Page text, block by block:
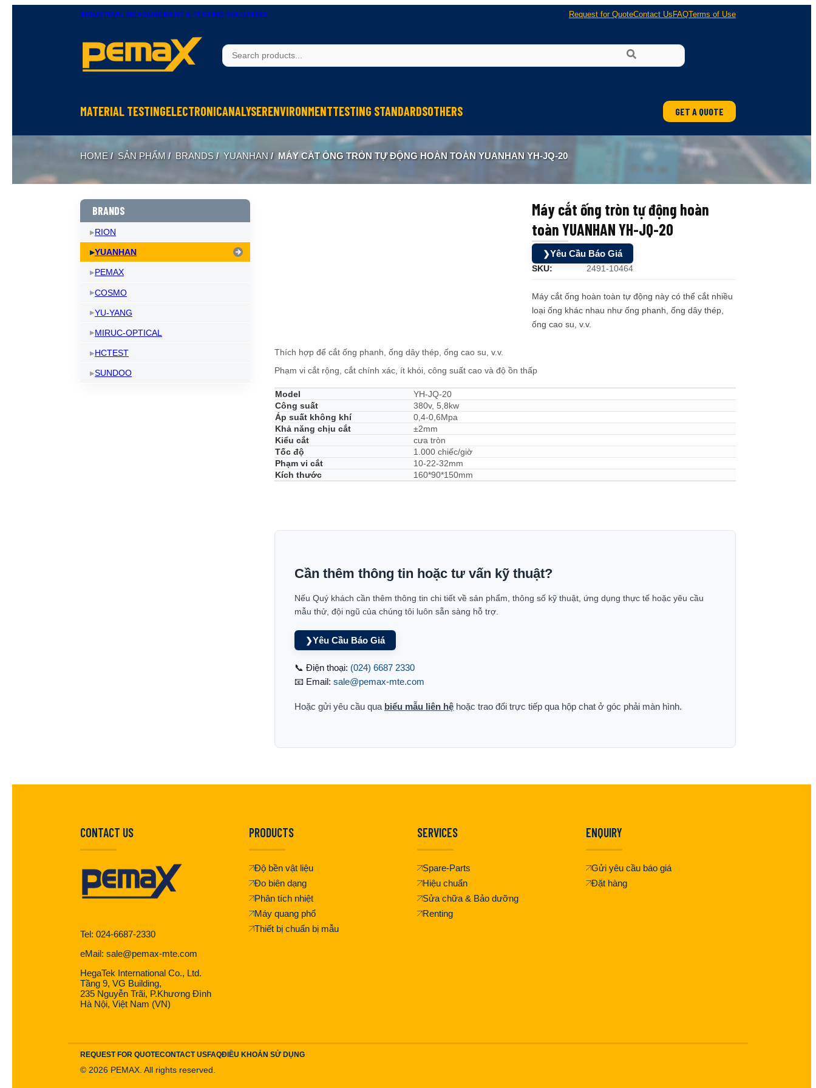
INDUSTRIAL MEASUREMENT & TESTING SOLUTIONS Request for QuoteContact Us FAQTerms of Use
MATERIAL TESTING
Thử độ bền vật liệu
Thử nghiệm rung
Máy đo độ cứng
Thiết bị chuẩn bị mẫu
ELECTRONIC
Meters, Anlyser
Test sản phẩm điện tử
ANALYSER
Thermal Analysis
Spectrometer
ENVIRONMENT
Weather Testing
Climate & Environment Chamber
Sound & Vibration
TESTING STANDARDS
IEC Testing
Fire Resistance Testing
Sound & Vibration
OTHERS
Cable Testing
Geometry Measurement
Optical Instruments
Ultrasonic Measurement
GET A QUOTE
HOME / SẢN PHẨM / BRANDS / YUANHAN / MÁY CẮT ỐNG TRÒN TỰ ĐỘNG HOÀN TOÀN YUANHAN YH-JQ-20
BRANDS
RION
YUANHAN
PEMAX
COSMO
YU-YANG
MIRUC-OPTICAL
HCTEST
SUNDOO
Máy cắt ống tròn tự động hoàn
toàn YUANHAN YH-JQ-20
❯Yêu Cầu Báo Giá
SKU: 2491-10464
Máy cắt ống hoàn toàn tự động này có thể cắt nhiều
loại ống khác nhau như ống phanh, ống dây thép,
ống cao su, v.v.
Thích hợp để cắt ống phanh, ống dây thép, ống cao su, v.v.
Phạm vi cắt rộng, cắt chính xác, ít khói, công suất cao và độ ồn thấp
Model
YH-JQ-20
Công suất
380v, 5,8kw
Áp suất không khí
0,4-0,6Mpa
Khả năng chịu cắt
±2mm
Kiểu cắt
cưa tròn
Tốc độ
1.000 chiếc/giờ
Phạm vi cắt
10-22-32mm
Kích thước
160*90*150mm
Cần thêm thông tin hoặc tư vấn kỹ thuật?
Nếu Quý khách cần thêm thông tin chi tiết về sản phẩm, thông số kỹ thuật, ứng dụng thực tế hoặc yêu cầu
mẫu thử, đội ngũ của chúng tôi luôn sẵn sàng hỗ trợ.
❯Yêu Cầu Báo Giá
📞 Điện thoại: (024) 6687 2330
📧 Email: sale@pemax-mte.com
Hoặc gửi yêu cầu qua biểu mẫu liên hệ hoặc trao đổi trực tiếp qua hộp chat ở góc phải màn hình.
CONTACT US
Tel: 024-6687-2330
eMail: sale@pemax-mte.com
HegaTek International Co., Ltd.
Tầng 9, VG Building,
235 Nguyễn Trãi, P.Khương Đình
Hà Nội, Việt Nam (VN)
PRODUCTS
Độ bền vật liệu
Đo biên dạng
Phân tích nhiệt
Máy quang phổ
Thiết bị chuẩn bị mẫu
SERVICES
Spare-Parts
Hiệu chuẩn
Sửa chữa & Bảo dưỡng
Renting
ENQUIRY
Gửi yêu cầu báo giá
Đặt hàng
REQUEST FOR QUOTECONTACT USFAQĐIỀU KHOẢN SỬ DỤNG
© 2026 PEMAX. All rights reserved.